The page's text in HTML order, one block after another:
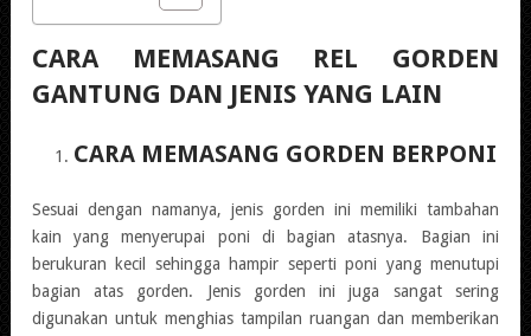
CARA MEMASANG REL GORDEN
GANTUNG DAN JENIS YANG LAIN
CARA MEMASANG GORDEN BERPONI
Sesuai dengan namanya, jenis gorden ini memiliki tambahan
kain yang menyerupai poni di bagian atasnya. Bagian ini
berukuran kecil sehingga hampir seperti poni yang menutupi
bagian atas gorden. Jenis gorden ini juga sangat sering
digunakan untuk menghias tampilan ruangan dan memberikan